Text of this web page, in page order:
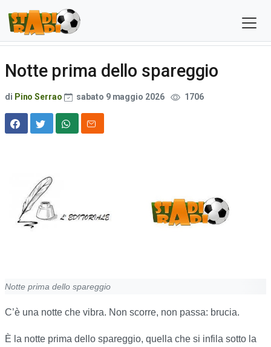
Notte prima dello spareggio
di Pino Serrao sabato 9 maggio 2026 1706
Notte prima dello spareggio
C’è una notte che vibra. Non scorre, non passa: brucia.
È la notte prima dello spareggio, quella che si infila sotto la